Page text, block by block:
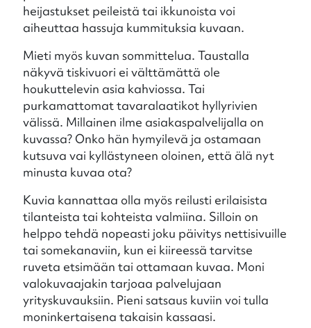
heijastukset peileistä tai ikkunoista voi
aiheuttaa hassuja kummituksia kuvaan.
Mieti myös kuvan sommittelua. Taustalla
näkyvä tiskivuori ei välttämättä ole
houkuttelevin asia kahviossa. Tai
purkamattomat tavaralaatikot hyllyrivien
välissä. Millainen ilme asiakaspalvelijalla on
kuvassa? Onko hän hymyilevä ja ostamaan
kutsuva vai kyllästyneen oloinen, että älä nyt
minusta kuvaa ota?
Kuvia kannattaa olla myös reilusti erilaisista
tilanteista tai kohteista valmiina. Silloin on
helppo tehdä nopeasti joku päivitys nettisivuille
tai somekanaviin, kun ei kiireessä tarvitse
ruveta etsimään tai ottamaan kuvaa. Moni
valokuvaajakin tarjoaa palvelujaan
yrityskuvauksiin. Pieni satsaus kuviin voi tulla
moninkertaisena takaisin kassaasi.